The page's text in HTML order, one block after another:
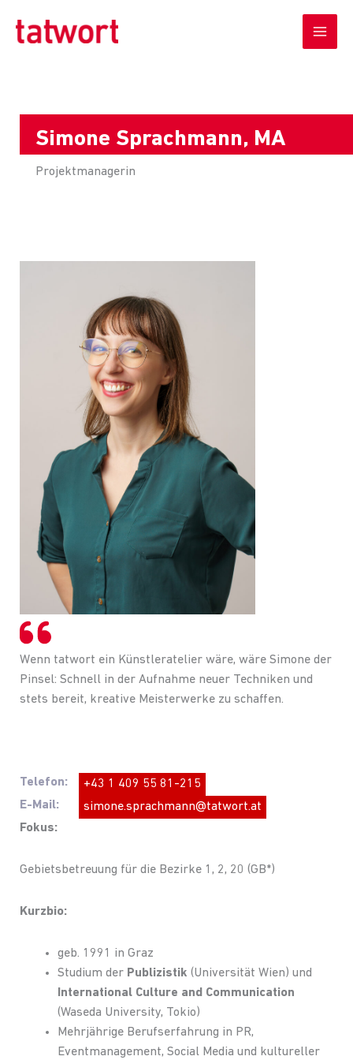
Inhalt
Simone Sprachmann, MA
Projektmanagerin
Wenn tatwort ein Künstleratelier wäre, wäre Simone der
Pinsel: Schnell in der Aufnahme neuer Techniken und
stets bereit, kreative Meisterwerke zu schaffen.
Telefon:
+43 1 409 55 81-215
E-Mail:
simone.sprachmann@tatwort.at
Fokus:
Gebietsbetreuung für die Bezirke 1, 2, 20 (GB*)
Kurzbio:
geb. 1991 in Graz
Studium der Publizistik (Universität Wien) und
International Culture and Communication
(Waseda University, Tokio)
Mehrjährige Berufserfahrung in PR,
Eventmanagement, Social Media und kultureller